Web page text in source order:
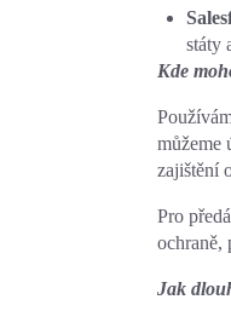
státy
Kde
můžeme
zajištění
Pro
ochraně,
Jak